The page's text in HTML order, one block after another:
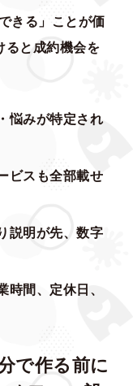
きる」ことが価
ると成約機会を
悩みが特定され
ビスも全部載せ
説明が先、数字
間、定休日、
で作る前に